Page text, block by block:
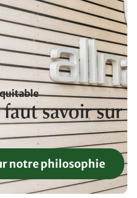
savoir sur
notre philosophie